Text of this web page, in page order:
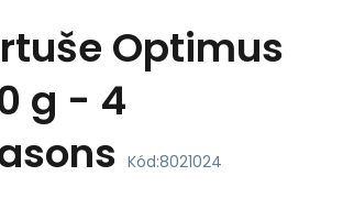
Optimus
g - 4
Kód:8021024